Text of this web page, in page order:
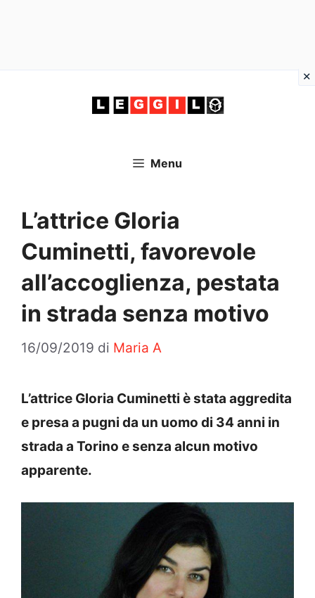
Menu
L’attrice Gloria
Cuminetti, favorevole
all’accoglienza, pestata
in strada senza motivo
16/09/2019 di Maria A
L’attrice Gloria Cuminetti è stata aggredita
e presa a pugni da un uomo di 34 anni in
strada a Torino e senza alcun motivo
apparente.